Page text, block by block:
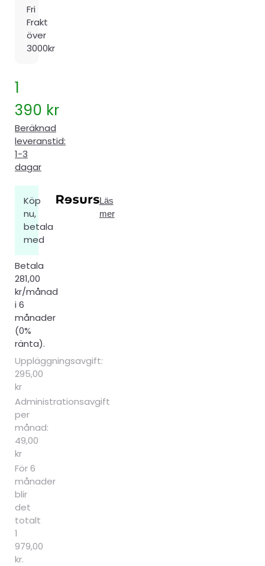
Fri
Frakt
över
3000kr
1
390 kr
Beräknad
leveranstid:
1-3
dagar
Köp
nu,
betala
med
Läs
mer
Betala
281,00
kr/månad
i 6
månader
(0%
ränta).
Uppläggningsavgift:
295,00
kr
Administrationsavgift
per
månad:
49,00
kr
För 6
månader
blir
det
totalt
1
979,00
kr.